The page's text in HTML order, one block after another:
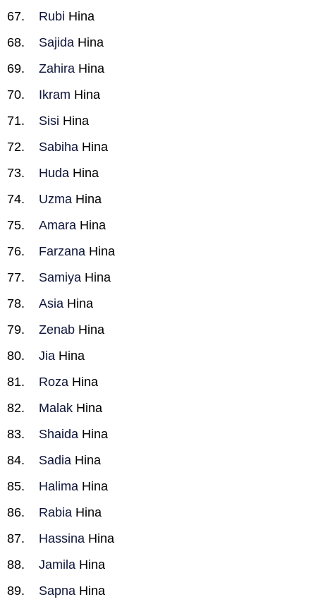
Rubi Hina
Sajida Hina
Zahira Hina
Ikram Hina
Sisi Hina
Sabiha Hina
Huda Hina
Uzma Hina
Amara Hina
Farzana Hina
Samiya Hina
Asia Hina
Zenab Hina
Jia Hina
Roza Hina
Malak Hina
Shaida Hina
Sadia Hina
Halima Hina
Rabia Hina
Hassina Hina
Jamila Hina
Sapna Hina